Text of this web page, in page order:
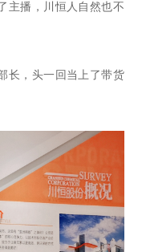
主播，川恒人自然也不
长，头一回当上了带货